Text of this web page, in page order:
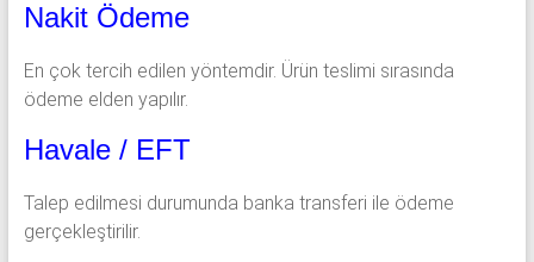
Nakit Ödeme
En çok tercih edilen yöntemdir. Ürün teslimi sırasında
ödeme elden yapılır.
Havale / EFT
Talep edilmesi durumunda banka transferi ile ödeme
gerçekleştirilir.